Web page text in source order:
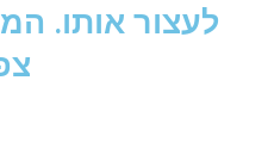
לעצור אותו.